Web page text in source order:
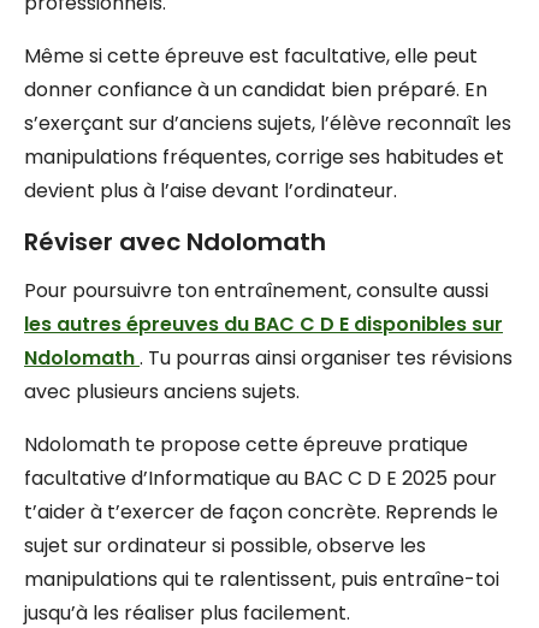
Même si cette épreuve est facultative, elle peut
donner confiance à un candidat bien préparé. En
s’exerçant sur d’anciens sujets, l’élève reconnaît les
manipulations fréquentes, corrige ses habitudes et
devient plus à l’aise devant l’ordinateur.
Réviser avec Ndolomath
Pour poursuivre ton entraînement, consulte aussi
les autres épreuves du BAC C D E disponibles sur
Ndolomath. Tu pourras ainsi organiser tes révisions
avec plusieurs anciens sujets.
Ndolomath te propose cette épreuve pratique
facultative d’Informatique au BAC C D E 2025 pour
t’aider à t’exercer de façon concrète. Reprends le
sujet sur ordinateur si possible, observe les
manipulations qui te ralentissent, puis entraîne-toi
jusqu’à les réaliser plus facilement.